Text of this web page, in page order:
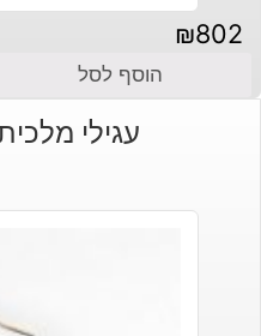
₪802
הוסף לסל
עגילי